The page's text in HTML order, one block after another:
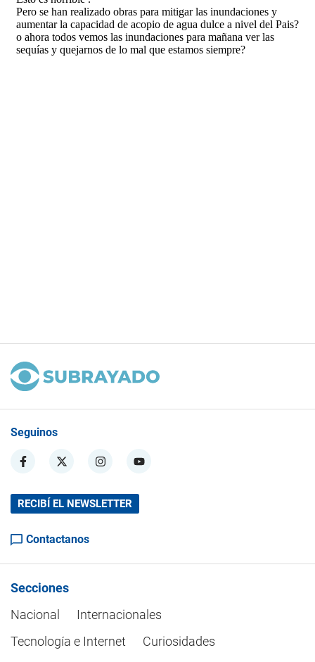
Seguinos
RECIBÍ EL NEWSLETTER
Contactanos
Secciones
Nacional
Internacionales
Tecnología e Internet
Curiosidades